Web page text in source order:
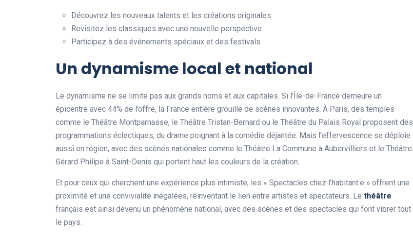
Découvrez les nouveaux talents et les créations originales
Revisitez les classiques avec une nouvelle perspective
Participez à des événements spéciaux et des festivals
Un dynamisme local et national
Le dynamisme ne se limite pas aux grands noms et aux capitales. Si l’Île-de-France demeure un
épicentre avec 44% de l’offre, la France entière grouille de scènes innovantes. À Paris, des temples
comme le Théâtre Montparnasse, le Théâtre Tristan-Bernard ou le Théâtre du Palais Royal proposent des
programmations éclectiques, du drame poignant à la comédie déjantée. Mais l’effervescence se déploie
aussi en région, avec des scènes nationales comme le Théâtre La Commune à Aubervilliers et le Théâtre
Gérard Philipe à Saint-Denis qui portent haut les couleurs de la création.
Et pour ceux qui cherchent une expérience plus intimiste, les « Spectacles chez l’habitant.e » offrent une
proximité et une convivialité inégalées, réinventant le lien entre artistes et spectateurs. Le théâtre
français est ainsi devenu un phénomène national, avec des scènes et des spectacles qui font vibrer tout
le pays.